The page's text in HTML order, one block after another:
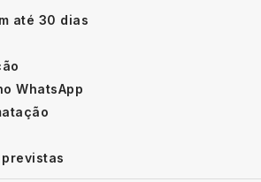
até 30 dias
WhatsApp